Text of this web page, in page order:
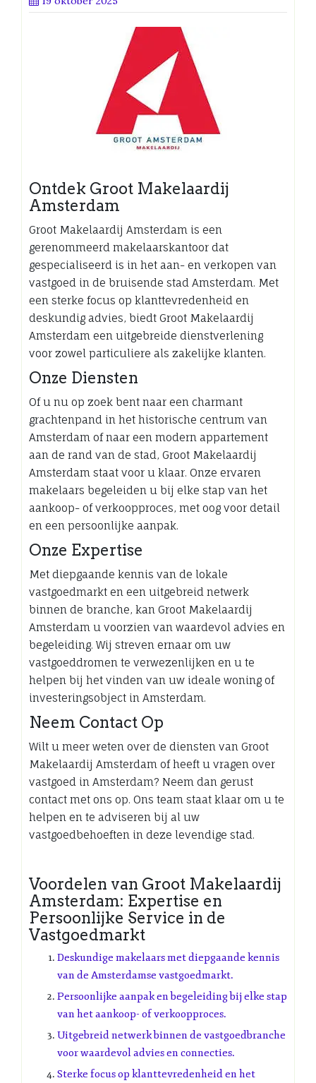
Ontdek Groot Makelaardij
Amsterdam
Groot Makelaardij Amsterdam is een
gerenommeerd makelaarskantoor dat
gespecialiseerd is in het aan- en verkopen van
vastgoed in de bruisende stad Amsterdam. Met
een sterke focus op klanttevredenheid en
deskundig advies, biedt Groot Makelaardij
Amsterdam een uitgebreide dienstverlening
voor zowel particuliere als zakelijke klanten.
Onze Diensten
Of u nu op zoek bent naar een charmant
grachtenpand in het historische centrum van
Amsterdam of naar een modern appartement
aan de rand van de stad, Groot Makelaardij
Amsterdam staat voor u klaar. Onze ervaren
makelaars begeleiden u bij elke stap van het
aankoop- of verkoopproces, met oog voor detail
en een persoonlijke aanpak.
Onze Expertise
Met diepgaande kennis van de lokale
vastgoedmarkt en een uitgebreid netwerk
binnen de branche, kan Groot Makelaardij
Amsterdam u voorzien van waardevol advies en
begeleiding. Wij streven ernaar om uw
vastgoeddromen te verwezenlijken en u te
helpen bij het vinden van uw ideale woning of
investeringsobject in Amsterdam.
Neem Contact Op
Wilt u meer weten over de diensten van Groot
Makelaardij Amsterdam of heeft u vragen over
vastgoed in Amsterdam? Neem dan gerust
contact met ons op. Ons team staat klaar om u te
helpen en te adviseren bij al uw
vastgoedbehoeften in deze levendige stad.
Voordelen van Groot Makelaardij
Amsterdam: Expertise en
Persoonlijke Service in de
Vastgoedmarkt
Deskundige makelaars met diepgaande kennis
van de Amsterdamse vastgoedmarkt.
Persoonlijke aanpak en begeleiding bij elke stap
van het aankoop- of verkoopproces.
Uitgebreid netwerk binnen de vastgoedbranche
voor waardevol advies en connecties.
Sterke focus op klanttevredenheid en het